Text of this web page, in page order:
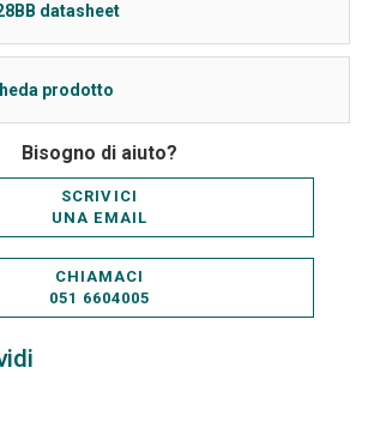
datasheet
prodotto
Bisogno di aiuto?
SCRIVICI
UNA EMAIL
CHIAMACI
051 6604005